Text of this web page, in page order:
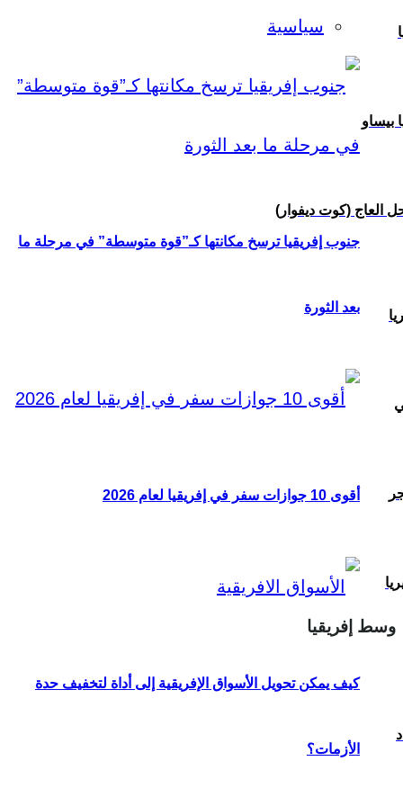
سياسية
جنوب إفريقيا ترسخ مكانتها كـ”قوة متوسطة” في مرحلة ما
بعد الثورة
أقوى 10 جوازات سفر في إفريقيا لعام 2026
كيف يمكن تحويل الأسواق الإفريقية إلى أداة لتخفيف حدة
الأزمات؟
بيساو
العاج (كوت ديفوار)
وسط إفريقيا